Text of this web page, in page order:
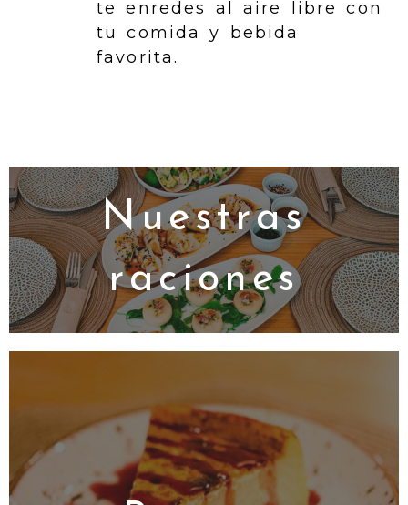
te enredes al aire libre con
tu comida y bebida
favorita.
Nuestras
raciones